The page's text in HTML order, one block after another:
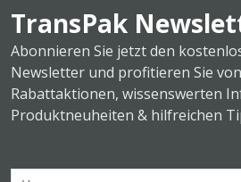
TransPak
Abonnieren Sie jetzt den
Newsletter und profitieren Sie
Rabattaktionen, wissenswerten
Produktneuheiten & hilfreichen